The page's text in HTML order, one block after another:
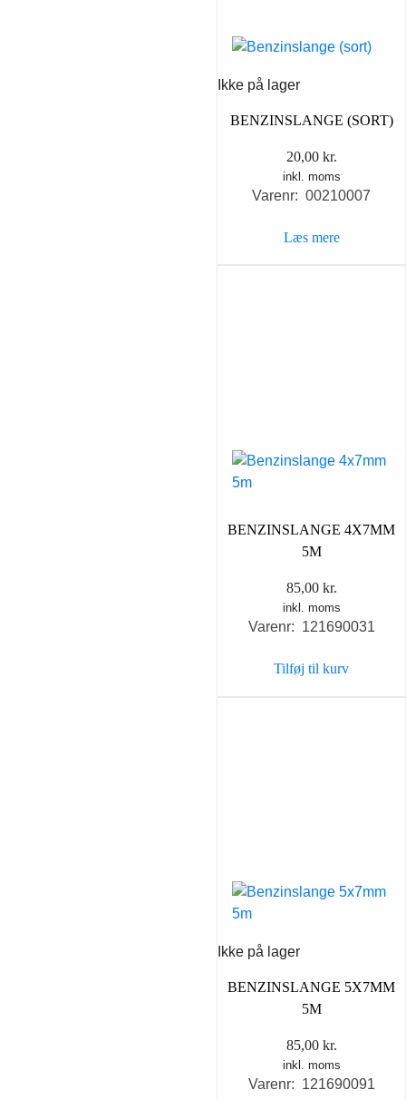
Ikke på lager
BENZINSLANGE (SORT)
20,00 kr.
inkl. moms
Varenr: 00210007
Læs mere
BENZINSLANGE 4X7MM
5M
85,00 kr.
inkl. moms
Varenr: 121690031
Tilføj til kurv
Ikke på lager
BENZINSLANGE 5X7MM
5M
85,00 kr.
inkl. moms
Varenr: 121690091